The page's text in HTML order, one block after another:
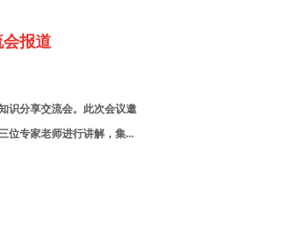
报道
识分享交流会。此次会议邀
位专家老师进行讲解，集...